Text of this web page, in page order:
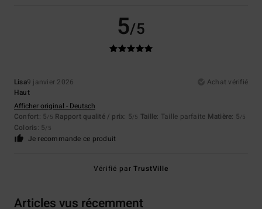
5/5
Lisa9 janvier 2026
Achat vérifié
Haut
Afficher original - Deutsch
Confort: 5/5 Rapport qualité / prix: 5/5 Taille: Taille parfaite Matière: 5/5
Coloris: 5/5
Je recommande ce produit
Vérifié parTrustVille
Articles vus récemment